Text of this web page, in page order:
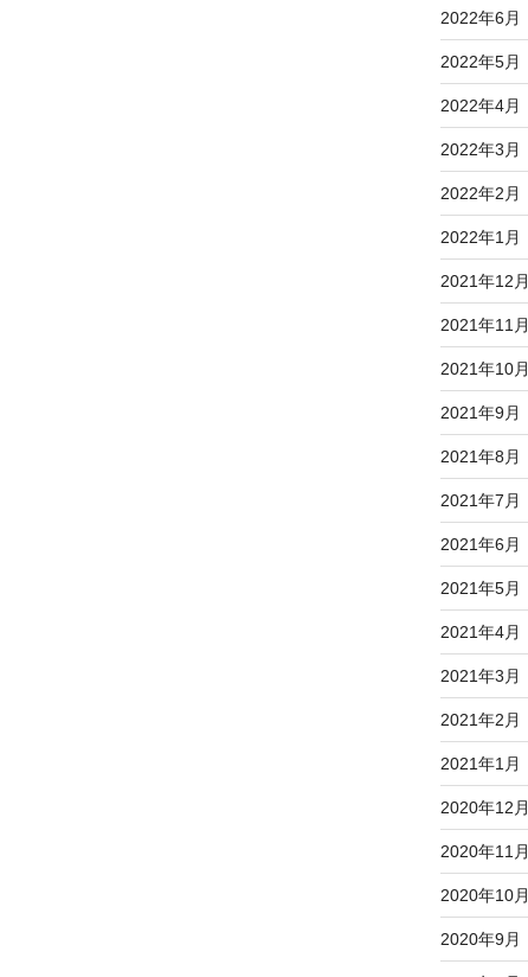
2022年6月
2022年5月
2022年4月
2022年3月
2022年2月
2022年1月
2021年12月
2021年11月
2021年10月
2021年9月
2021年8月
2021年7月
2021年6月
2021年5月
2021年4月
2021年3月
2021年2月
2021年1月
2020年12月
2020年11月
2020年10月
2020年9月